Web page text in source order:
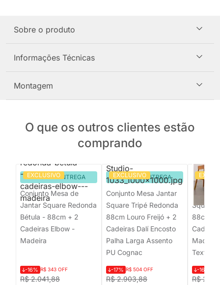
Sobre o produto
Informações Técnicas
Montagem
O que os outros clientes estão
comprando
EXCLUSIVO
PRONTA ENTREGA
Conjunto Mesa de
Jantar Square Redonda
Bétula - 88cm + 2
Cadeiras Elbow -
Madeira
R$ 2.041,88
-16% R$ 343 OFF
EXCLUSIVO
PRONTA ENTREGA
Conjunto Mesa Jantar
Square Tripé Redonda
88cm Louro Freijó + 2
Cadeiras Dalí Encosto
Palha Larga Assento
PU Cognac
R$ 2.903,88
-17% R$ 504 OFF
Square
88cm
Texture
R$
-16%